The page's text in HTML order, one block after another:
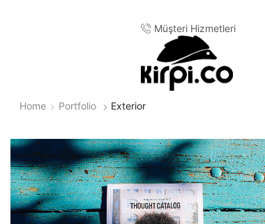
Müşteri Hizmetleri
Home Portfolio Exterior